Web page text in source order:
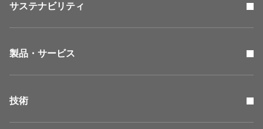
サステナビリティ
製品・サービス
技術